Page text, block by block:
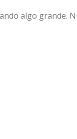
algo grande.